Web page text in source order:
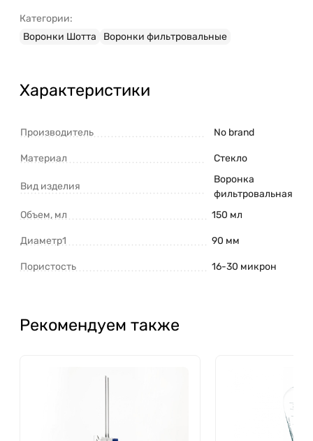
Категории:
Воронки Шотта
Воронки фильтровальные
Характеристики
Производитель No brand
Материал Стекло
Вид изделия
Воронка
фильтровальная
Объем, мл
150 мл
Диаметр1 90 мм
Пористость 16-30 микрон
Рекомендуем также